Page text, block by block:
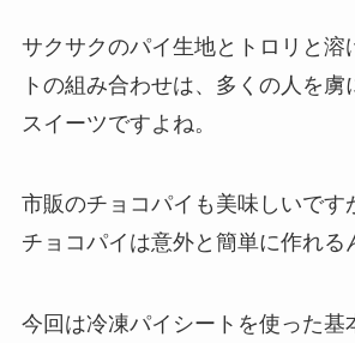
サクサクのパイ生地とトロリと溶
トの組み合わせは、多くの人を虜
スイーツですよね。
市販のチョコパイも美味しいです
チョコパイは意外と簡単に作れる
今回は冷凍パイシートを使った基